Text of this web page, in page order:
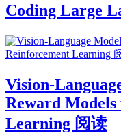
Coding Large
Vision-
Reward
Learning 阅读